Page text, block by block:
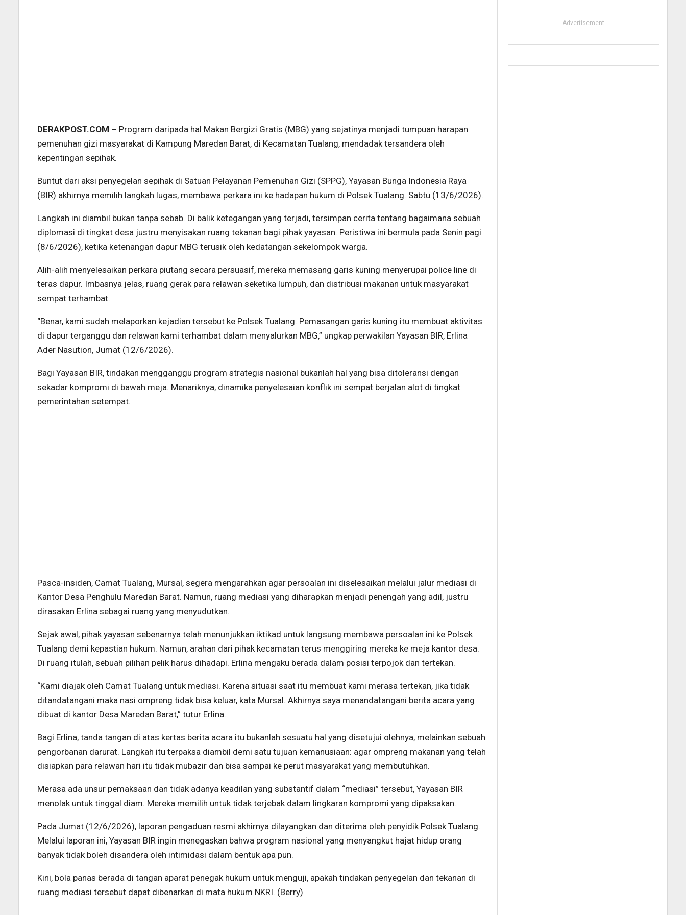
DERAKPOST.COM – Program daripada hal Makan Bergizi Gratis (MBG) yang sejatinya menjadi tumpuan harapan
pemenuhan gizi masyarakat di Kampung Maredan Barat, di Kecamatan Tualang, mendadak tersandera oleh
kepentingan sepihak.
Buntut dari aksi penyegelan sepihak di Satuan Pelayanan Pemenuhan Gizi (SPPG), Yayasan Bunga Indonesia Raya
(BIR) akhirnya memilih langkah lugas, membawa perkara ini ke hadapan hukum di Polsek Tualang. Sabtu (13/6/2026).
Langkah ini diambil bukan tanpa sebab. Di balik ketegangan yang terjadi, tersimpan cerita tentang bagaimana sebuah
diplomasi di tingkat desa justru menyisakan ruang tekanan bagi pihak yayasan. Peristiwa ini bermula pada Senin pagi
(8/6/2026), ketika ketenangan dapur MBG terusik oleh kedatangan sekelompok warga.
Alih-alih menyelesaikan perkara piutang secara persuasif, mereka memasang garis kuning menyerupai police line di
teras dapur. Imbasnya jelas, ruang gerak para relawan seketika lumpuh, dan distribusi makanan untuk masyarakat
sempat terhambat.
“Benar, kami sudah melaporkan kejadian tersebut ke Polsek Tualang. Pemasangan garis kuning itu membuat aktivitas
di dapur terganggu dan relawan kami terhambat dalam menyalurkan MBG,” ungkap perwakilan Yayasan BIR, Erlina
Ader Nasution, Jumat (12/6/2026).
Bagi Yayasan BIR, tindakan mengganggu program strategis nasional bukanlah hal yang bisa ditoleransi dengan
sekadar kompromi di bawah meja. Menariknya, dinamika penyelesaian konflik ini sempat berjalan alot di tingkat
pemerintahan setempat.
Pasca-insiden, Camat Tualang, Mursal, segera mengarahkan agar persoalan ini diselesaikan melalui jalur mediasi di
Kantor Desa Penghulu Maredan Barat. Namun, ruang mediasi yang diharapkan menjadi penengah yang adil, justru
dirasakan Erlina sebagai ruang yang menyudutkan.
Sejak awal, pihak yayasan sebenarnya telah menunjukkan iktikad untuk langsung membawa persoalan ini ke Polsek
Tualang demi kepastian hukum. Namun, arahan dari pihak kecamatan terus menggiring mereka ke meja kantor desa.
Di ruang itulah, sebuah pilihan pelik harus dihadapi. Erlina mengaku berada dalam posisi terpojok dan tertekan.
“Kami diajak oleh Camat Tualang untuk mediasi. Karena situasi saat itu membuat kami merasa tertekan, jika tidak
ditandatangani maka nasi ompreng tidak bisa keluar, kata Mursal. Akhirnya saya menandatangani berita acara yang
dibuat di kantor Desa Maredan Barat,” tutur Erlina.
Bagi Erlina, tanda tangan di atas kertas berita acara itu bukanlah sesuatu hal yang disetujui olehnya, melainkan sebuah
pengorbanan darurat. Langkah itu terpaksa diambil demi satu tujuan kemanusiaan: agar ompreng makanan yang telah
disiapkan para relawan hari itu tidak mubazir dan bisa sampai ke perut masyarakat yang membutuhkan.
Merasa ada unsur pemaksaan dan tidak adanya keadilan yang substantif dalam “mediasi” tersebut, Yayasan BIR
menolak untuk tinggal diam. Mereka memilih untuk tidak terjebak dalam lingkaran kompromi yang dipaksakan.
Pada Jumat (12/6/2026), laporan pengaduan resmi akhirnya dilayangkan dan diterima oleh penyidik Polsek Tualang.
Melalui laporan ini, Yayasan BIR ingin menegaskan bahwa program nasional yang menyangkut hajat hidup orang
banyak tidak boleh disandera oleh intimidasi dalam bentuk apa pun.
Kini, bola panas berada di tangan aparat penegak hukum untuk menguji, apakah tindakan penyegelan dan tekanan di
ruang mediasi tersebut dapat dibenarkan di mata hukum NKRI. (Berry)
- Advertisement -